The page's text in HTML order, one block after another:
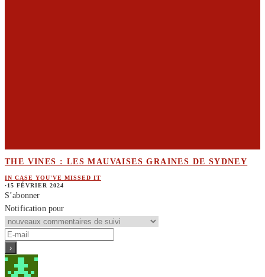
THE VINES : LES MAUVAISES GRAINES DE SYDNEY
IN CASE YOU'VE MISSED IT
·15 FÉVRIER 2024
S’abonner
Notification pour